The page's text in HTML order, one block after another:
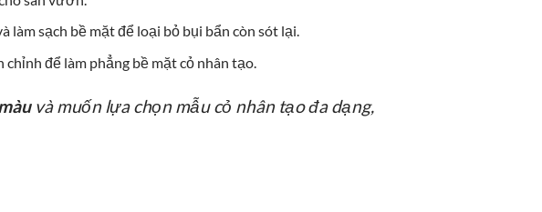
làm sạch bề mặt để loại bỏ bụi bẩn còn sót lại.
để làm phẳng bề mặt cỏ nhân tạo.
và muốn lựa chọn mẫu cỏ nhân tạo đa dạng,